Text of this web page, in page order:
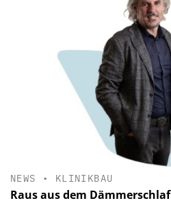
NEWS • KLINIKBAU
Raus aus dem Dämmerschlaf